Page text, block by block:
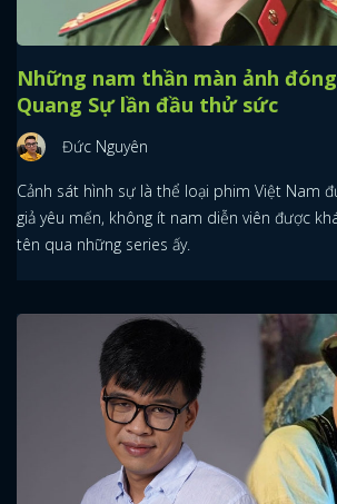
Những nam thần màn ảnh
Quang Sự lần đầu thử sức
Đức Nguyên
Cảnh sát hình sự là thể loại phim Việt Nam
giả yêu mến, không ít nam diễn viên được
tên qua những series ấy.